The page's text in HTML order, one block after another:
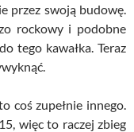
przez swoją budowę.
rockowy i podobne
tego kawałka. Teraz
coś zupełnie innego.
więc to raczej zbieg